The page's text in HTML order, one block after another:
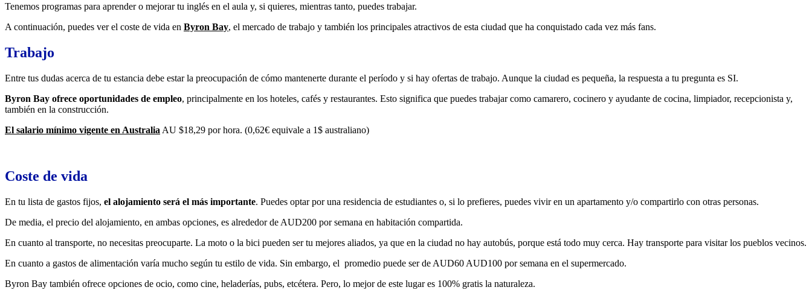
Tenemos programas para aprender o mejorar tu inglés en el aula y, si quieres, mientras tanto, puedes trabajar.
A continuación, puedes ver el coste de vida en Byron Bay, el mercado de trabajo y también los principales atractivos de esta ciudad que ha conquistado cada vez más fans.
Trabajo
Entre tus dudas acerca de tu estancia debe estar la preocupación de cómo mantenerte durante el período y si hay ofertas de trabajo. Aunque la ciudad es pequeña, la respuesta a tu pregunta es SI.
Byron Bay ofrece oportunidades de empleo, principalmente en los hoteles, cafés y restaurantes. Esto significa que puedes trabajar como camarero, cocinero y ayudante de cocina, limpiador, recepcionista y,
también en la construcción.
El salario mínimo vigente en Australia AU $18,29 por hora. (0,62€ equivale a 1$ australiano)
Coste de vida
En tu lista de gastos fijos, el alojamiento será el más importante. Puedes optar por una residencia de estudiantes o, si lo prefieres, puedes vivir en un apartamento y/o compartirlo con otras personas.
De media, el precio del alojamiento, en ambas opciones, es alrededor de AUD200 por semana en habitación compartida.
En cuanto al transporte, no necesitas preocuparte. La moto o la bici pueden ser tu mejores aliados, ya que en la ciudad no hay autobús, porque está todo muy cerca. Hay transporte para visitar los pueblos vecinos.
En cuanto a gastos de alimentación varía mucho según tu estilo de vida. Sin embargo, el promedio puede ser de AUD60 AUD100 por semana en el supermercado.
Byron Bay también ofrece opciones de ocio, como cine, heladerías, pubs, etcétera. Pero, lo mejor de este lugar es 100% gratis la naturaleza.